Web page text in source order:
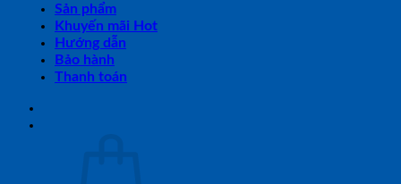
Sản phẩm
Khuyến mãi Hot
Hướng dẫn
Bảo hành
Thanh toán